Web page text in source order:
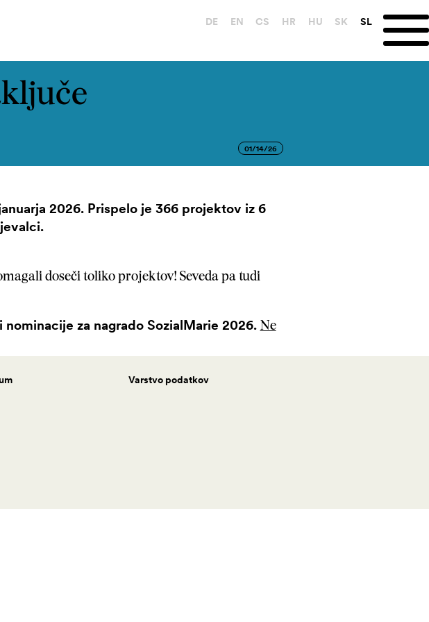
DE EN CS HR HU SK SL
01/14/26
2026. Prispelo je 366 projektov iz 6
doseči toliko projektov! Seveda pa tudi
za nagrado SozialMarie 2026. Ne
Varstvo podatkov